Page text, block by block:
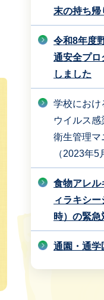
末の持ち帰
令和8年度
通安全プロ
しました
学校におけ
ウイルス感
衛生管理マ
（2023年5
食物アレル
ィラキシ
時）の緊
通園・通学